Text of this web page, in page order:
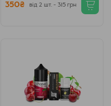
350₴ від 2 шт. - 315 грн